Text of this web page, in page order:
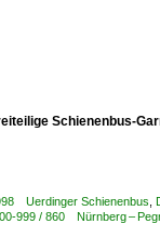
Schienenbus-
Uerdinger Schienenbus
999 / 860 Nürnberg –